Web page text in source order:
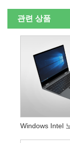
관련 상품